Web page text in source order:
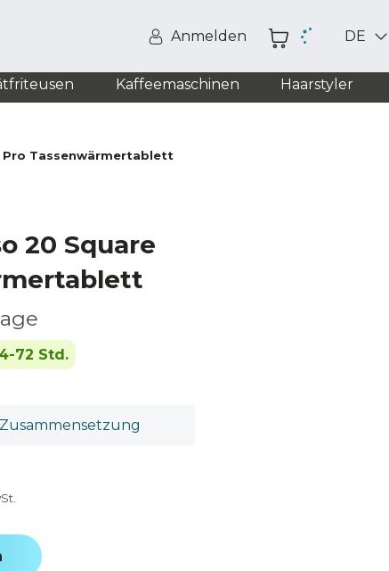
Anmelden DE
Kaffeemaschinen Haarstyler
Pro Tassenwärmertablett
20 Square
72 Std.
Zusammensetzung